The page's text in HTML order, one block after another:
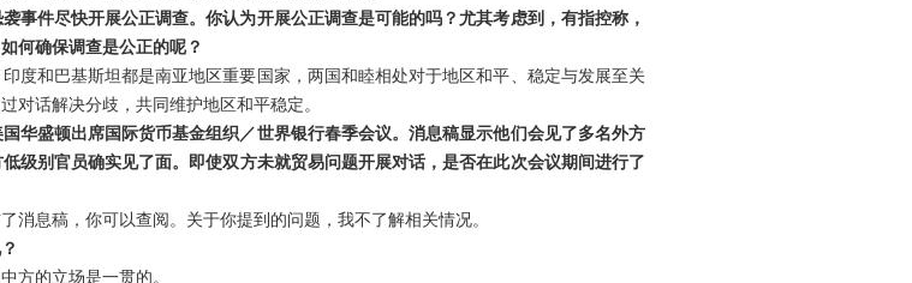
事件尽快开展公正调查。你认为开展公正调查是可能的吗？尤其考虑到，有指控称，
何确保调查是公正的呢？
度和巴基斯坦都是南亚地区重要国家，两国和睦相处对于地区和平、稳定与发展至关
对话解决分歧，共同维护地区和平稳定。
华盛顿出席国际货币基金组织／世界银行春季会议。消息稿显示他们会见了多名外方
级别官员确实见了面。即使双方未就贸易问题开展对话，是否在此次会议期间进行了
消息稿，你可以查阅。关于你提到的问题，我不了解相关情况。
方的立场是一贯的。